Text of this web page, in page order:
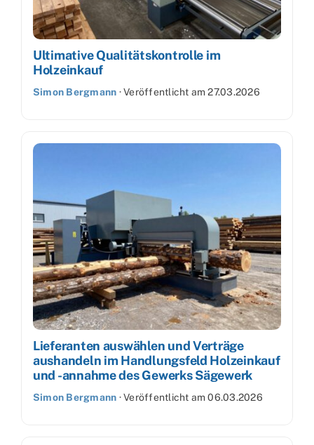
Ultimative Qualitätskontrolle im
Holzeinkauf
Simon Bergmann ·Veröffentlicht am27.03.2026
Lieferanten auswählen und Verträge
aushandeln im Handlungsfeld Holzeinkauf
und -annahme des Gewerks Sägewerk
Simon Bergmann ·Veröffentlicht am06.03.2026